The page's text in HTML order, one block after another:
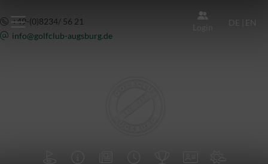
DE EN
+49-(0)8234/ 56 21
info@golfclub-augsburg.de